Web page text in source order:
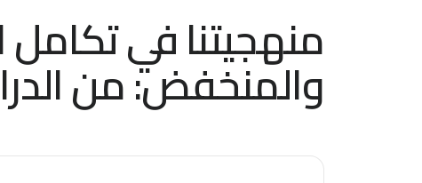
منهجيتنا في تكامل
والمنخفض: من